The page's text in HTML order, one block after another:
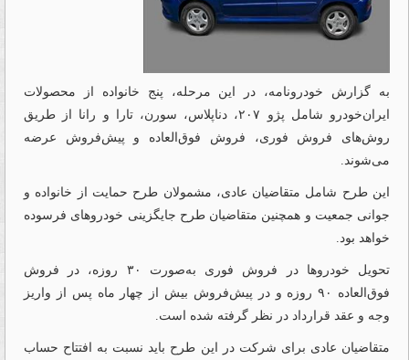
به گزارش خودرونامه، در این مرحله، پنج خانواده از محصولات
ایران‌خودرو شامل پژو ۲۰۷، دناپلاس، سورن، تارا و رانا از طریق
روش‌های فروش فوری، فروش فوق‌العاده و پیش‌فروش عرضه
می‌شوند.
این طرح شامل متقاضیان عادی، مشمولان طرح حمایت از خانواده و
جوانی جمعیت و همچنین متقاضیان طرح جایگزینی خودروهای فرسوده
خواهد بود.
تحویل خودروها در فروش فوری به‌صورت ۳۰ روزه، در فروش
فوق‌العاده ۹۰ روزه و در پیش‌فروش بیش از چهار ماه پس از واریز
وجه و عقد قرارداد در نظر گرفته شده است.
متقاضیان عادی برای شرکت در این طرح باید نسبت به افتتاح حساب